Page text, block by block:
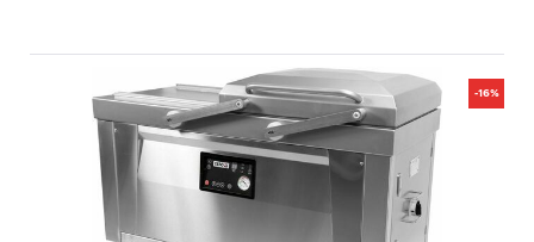
-16%